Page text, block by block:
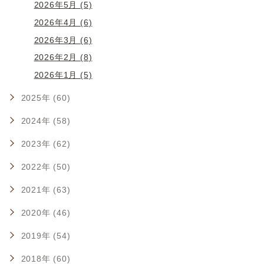
2026年5月 (5)
2026年4月 (6)
2026年3月 (6)
2026年2月 (8)
2026年1月 (5)
2025年 (60)
2024年 (58)
2023年 (62)
2022年 (50)
2021年 (63)
2020年 (46)
2019年 (54)
2018年 (60)